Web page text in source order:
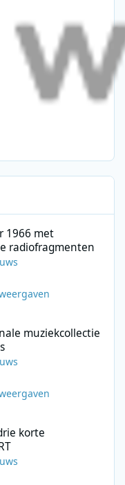
1966 met
radiofragmenten
muziekcollectie
korte